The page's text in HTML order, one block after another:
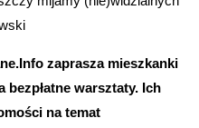
zaprasza mieszkanki
warsztaty. Ich
na temat